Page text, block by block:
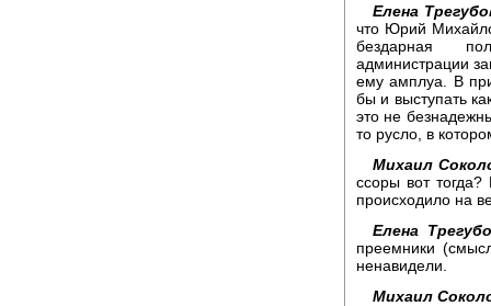
Елена
что Юрий
бездарная
администрации
ему амплуа. В
бы и выступать
это не
то русло, в
Михаил
ссоры вот
происходило на
Елена
преемники
ненавидели.
Михаил